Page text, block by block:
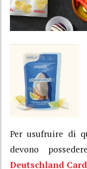
Per usufruire di
devono
Deutschland Card